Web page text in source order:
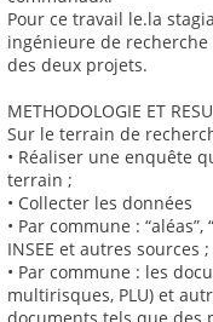
Pour ce travail le.la
ingénieure de
des deux projets.
METHODOLOGIE ET
Sur le terrain de
• Réaliser une enquête
terrain ;
• Collecter les données
• Par commune : “aléas”,
INSEE et autres sources ;
• Par commune : les
multirisques, PLU) et